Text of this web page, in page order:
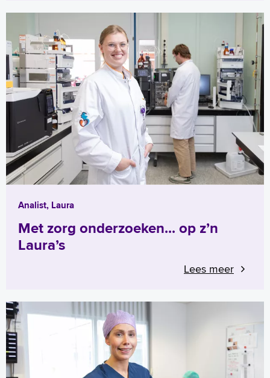
Analist, Laura
Met zorg onderzoeken... op z’n
Laura’s
Lees meer